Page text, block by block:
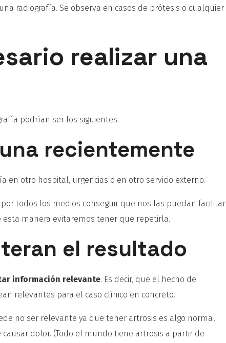
radiografía. Se observa en casos de prótesis o cualquier
realizar una
podrían ser los siguientes.
recientemente
en otro hospital, urgencias o en otro servicio externo.
todos los medios conseguir que nos las puedan facilitar
manera evitaremos tener que repetirla.
el resultado
información relevante. Es decir, que el hecho de
relevantes para el caso clínico en concreto.
no ser relevante ya que tener artrosis es algo normal
dolor. (Todo el mundo tiene artrosis a partir de